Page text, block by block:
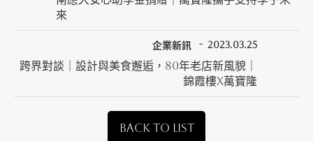
來
企業新訊 2023.03.25
跨界對談｜設計與美食邂逅，80年老店新風貌｜
錦霞樓X萬寶隆
BACK TO LIST